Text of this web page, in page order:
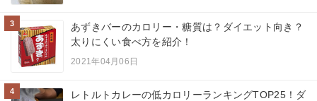
3
あずきバーのカロリー・糖質は？ダイエット向き？
太りにくい食べ方を紹介！
2021年04月06日
4
レトルトカレーの低カロリーランキングTOP25！ダ